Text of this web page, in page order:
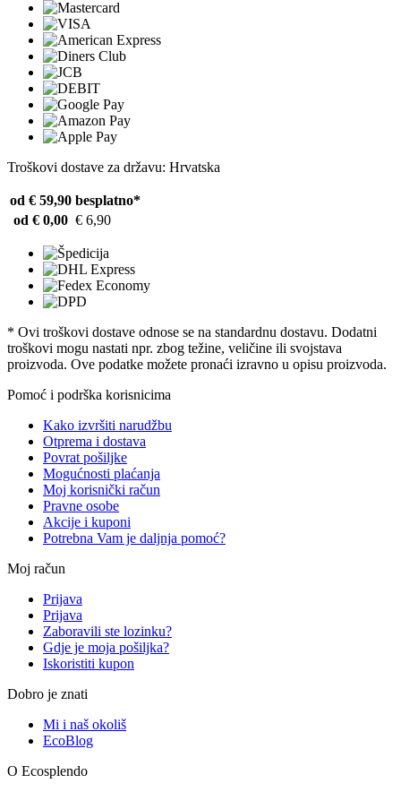
Troškovi dostave za državu: Hrvatska
od € 59,90 besplatno*
od € 0,00 € 6,90
* Ovi troškovi dostave odnose se na standardnu ​​dostavu. Dodatni
troškovi mogu nastati npr. zbog težine, veličine ili svojstava
proizvoda. Ove podatke možete pronaći izravno u opisu proizvoda.
Pomoć i podrška korisnicima
Kako izvršiti narudžbu
Otprema i dostava
Povrat pošiljke
Mogućnosti plaćanja
Moj korisnički račun
Pravne osobe
Akcije i kuponi
Potrebna Vam je daljnja pomoć?
Moj račun
Prijava
Prijava
Zaboravili ste lozinku?
Gdje je moja pošiljka?
Iskoristiti kupon
Dobro je znati
Mi i naš okoliš
EcoBlog
O Ecosplendo